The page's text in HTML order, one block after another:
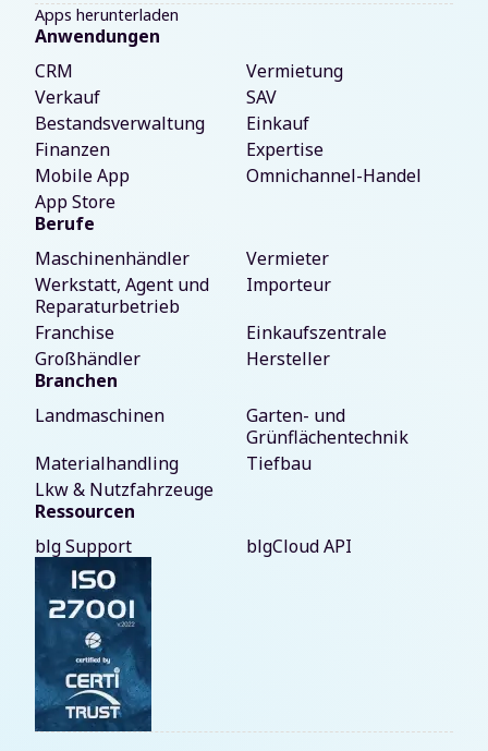
Apps herunterladen
Anwendungen
CRM
Vermietung
Verkauf
SAV
Bestandsverwaltung
Einkauf
Finanzen
Expertise
Mobile App
Omnichannel-Handel
App Store
Berufe
Maschinenhändler
Vermieter
Werkstatt, Agent und
Reparaturbetrieb
Importeur
Franchise
Einkaufszentrale
Großhändler
Hersteller
Branchen
Landmaschinen
Garten- und
Grünflächentechnik
Materialhandling
Tiefbau
Lkw & Nutzfahrzeuge
Ressourcen
blg Support
blgCloud API